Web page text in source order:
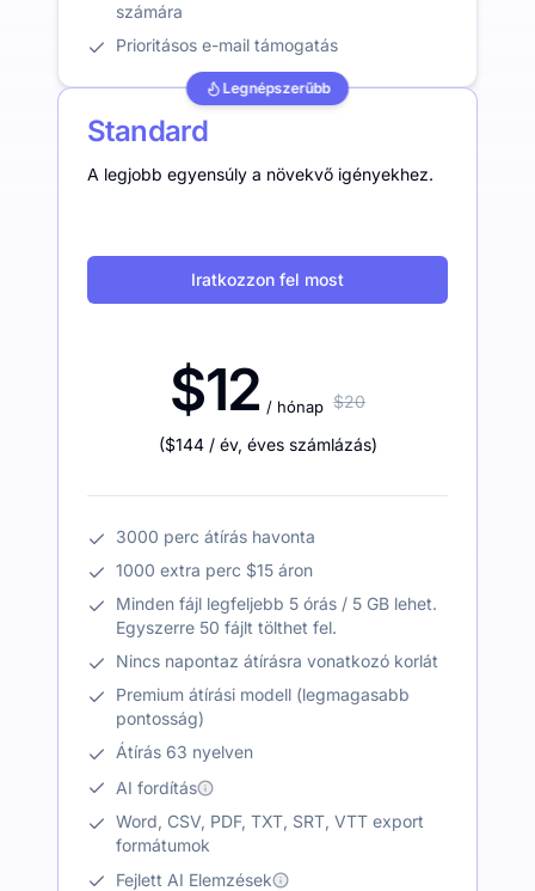
számára
Prioritásos e-mail támogatás
Legnépszerűbb
Standard
A legjobb egyensúly a növekvő igényekhez.
Iratkozzon fel most
$12 / hónap $20
($144 / év, éves számlázás)
3000 perc átírás havonta
1000 extra perc $15 áron
Minden fájl legfeljebb 5 órás / 5 GB lehet.
Egyszerre 50 fájlt tölthet fel.
Nincs napontaz átírásra vonatkozó korlát
Premium átírási modell (legmagasabb
pontosság)
Átírás 63 nyelven
AI fordítás
Word, CSV, PDF, TXT, SRT, VTT export
formátumok
Fejlett AI Elemzések